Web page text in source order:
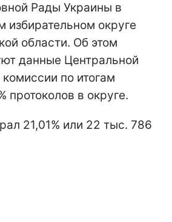
Рады Украины в
избирательном округе
области. Об этом
данные Центральной
по итогам
протоколов в округе.
21,01% или 22 тыс. 786